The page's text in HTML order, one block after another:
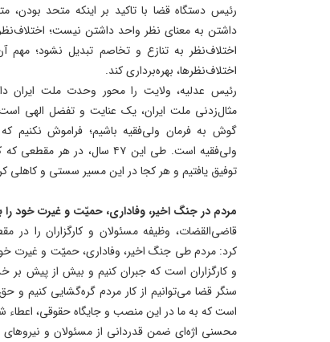
رئیس دستگاه قضا با تاکید بر اینکه متحد
داشتن به معنای نظر واحد داشتن نیست؛
اختلاف‌نظر به تنازع و تخاصم تبدیل نشود؛
اختلاف‌نظرها، بهره‌برداری کند.
رئیس عدلیه، ولایت را محور وحدت ملت
مثال‌زدنی ملت ایران، یک عنایت و تفضل الهی
گوش به فرمان ولی‌فقیه باشیم؛ فراموش نکنیم
ولی‌فقیه است. طی این ۴۷ سال،
توفیق یافتیم و هر کجا در این مسیر سستی و کاهلی
مردم در جنگ اخیر، وفاداری، حمیّت و غیرت خود را
قاضی‌القضات، وظیفه مسئولان و کارگزاران را
کرد: مردم طی جنگ اخیر، وفاداری، حمیّت و غیرت خود
و کارگزاران است که جبران کنیم و بیش از پیش بر
سنگر قضا می‌توانیم از کار مردم گره‌گشایی کنیم و
است که به ما در این منصب و جایگاه حقوقی، اعطاء
محسنی اژه‌ای ضمن قدردانی از مسئولان و نیروهای